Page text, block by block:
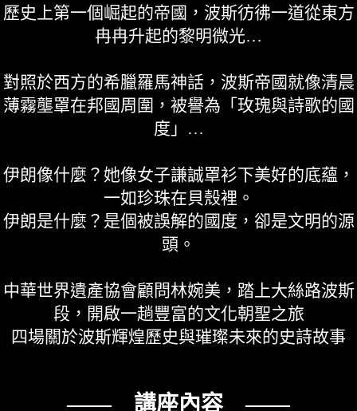
歷史上第一個崛起的帝國，波斯彷彿一道從東方
冉冉升起的黎明微光…
對照於西方的希臘羅馬神話，波斯帝國就像清晨
薄霧壟罩在邦國周圍，被譽為「玫瑰與詩歌的國
度」…
伊朗像什麼？她像女子謙誠罩衫下美好的底蘊，
一如珍珠在貝殼裡。
伊朗是什麼？是個被誤解的國度，卻是文明的源
頭。
中華世界遺產協會顧問林婉美，踏上大絲路波斯
段，開啟一趟豐富的文化朝聖之旅
四場關於波斯輝煌歷史與璀璨未來的史詩故事
—— 講座內容 ——